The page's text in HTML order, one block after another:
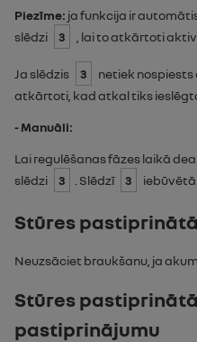
Piezīme: ja funkcija ir
slēdzi
3 , lai to atkārtoti
Ja slēdzis 3
netiek
atkārtoti, kad atkal tiks
- Manuāli:
Lai regulēšanas fāzes laikā
slēdzi
3 . Slēdzī 3 iebūvētā
Stūres
Neuzsāciet braukšanu, ja
Stūres
pastiprinājumu